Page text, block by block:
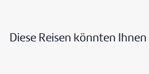
Diese Reisen könnten